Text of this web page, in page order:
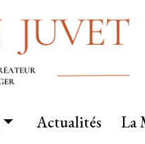
Actualités La